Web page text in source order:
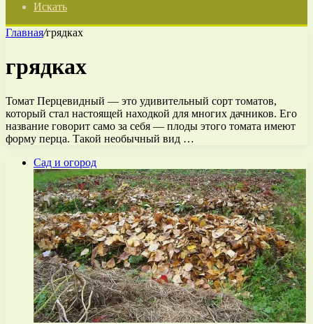
Искать
Главная/грядках
грядках
Томат Перцевидный — это удивительный сорт томатов,
который стал настоящей находкой для многих дачников. Его
название говорит само за себя — плоды этого томата имеют
форму перца. Такой необычный вид …
Сад и огород